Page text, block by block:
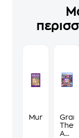
MurdokuGrand
Theft
Auto